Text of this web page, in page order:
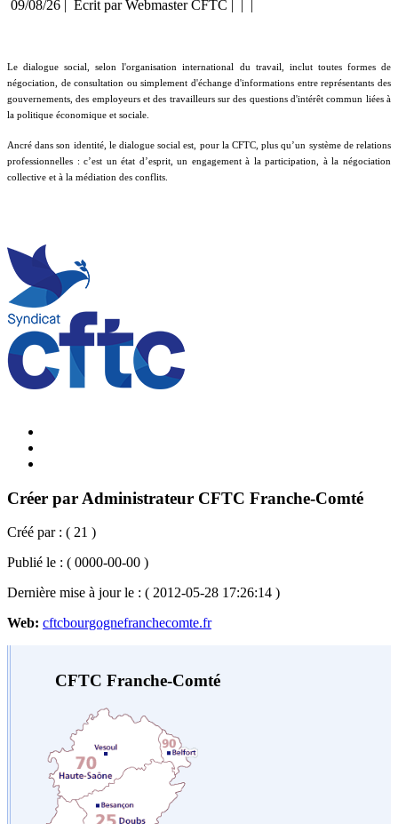
09/08/26 | Écrit par Webmaster CFTC |
Le dialogue social, selon l'organisation international du travail, inclut toutes formes de
négociation, de consultation ou simplement d'échange d'informations entre représentants des
gouvernements, des employeurs et des travailleurs sur des questions d'intérêt commun liées à
la politique économique et sociale.
Ancré dans son identité, le dialogue social est, pour la CFTC, plus qu’un système de relations
professionnelles : c’est un état d’esprit, un engagement à la participation, à la négociation
collective et à la médiation des conflits.
Créer par Administrateur CFTC Franche-Comté
Créé par : ( 21 )
Publié le : ( 0000-00-00 )
Dernière mise à jour le : ( 2012-05-28 17:26:14 )
Web: cftcbourgognefranchecomte.fr
CFTC Franche-Comté